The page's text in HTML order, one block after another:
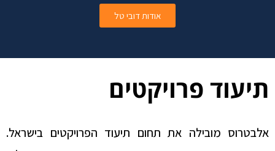
אודות דובי טל
תיעוד פרויקטים
אלבטרוס מובילה את תחום תיעוד הפרויקטים בישראל.